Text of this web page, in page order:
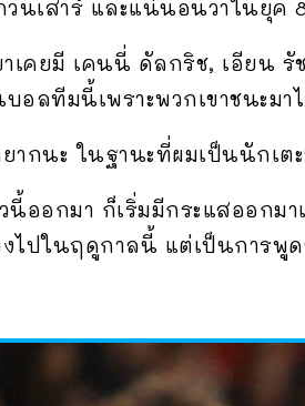
วันเสาร์ และแน่นอนว่าในยุ
าเคยมี เคนนี่ ดัลกริช, เอียน
อลทีมนี้เพราะพวกเขาชนะมา
ากนะ ในฐานะที่ผมเป็นนักเต
นี้ออกมา ก็เริ่มมีกระแสออก
ไปในฤดูกาลนี้ แต่เป็นการพูด